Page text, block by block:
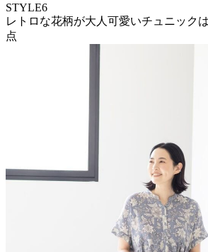
STYLE6
レトロな花柄が大人可愛いチュニック
点